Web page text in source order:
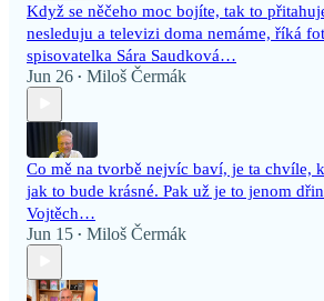
Když se něčeho moc bojíte, tak to
nesleduju a televizi doma nemáme, říká
spisovatelka Sára Saudková…
Jun 26 • Miloš Čermák
Co mě na tvorbě nejvíc baví, je ta chvíle,
jak to bude krásné. Pak už je to jenom
Vojtěch…
Jun 15 • Miloš Čermák